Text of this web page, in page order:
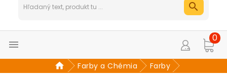

0
Farby a Chémia Farby